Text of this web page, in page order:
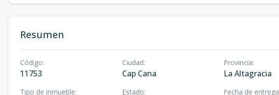
Resumen
Código:
11753
Ciudad:
Cap Cana
Provincia:
La Altagracia
Tipo de inmueble: Estado: Fecha de entrega